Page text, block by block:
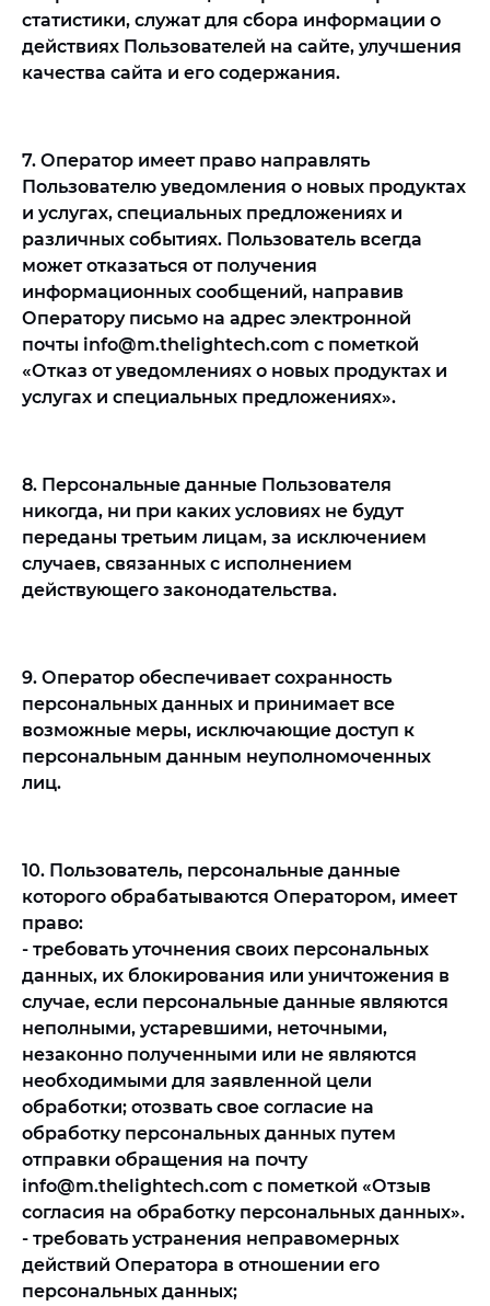
статистики, служат для сбора информации о
действиях Пользователей на сайте, улучшения
качества сайта и его содержания.
7. Оператор имеет право направлять
Пользователю уведомления о новых продуктах
и услугах, специальных предложениях и
различных событиях. Пользователь всегда
может отказаться от получения
информационных сообщений, направив
Оператору письмо на адрес электронной
почты info@m.thelightech.com с пометкой
«Отказ от уведомлениях о новых продуктах и
услугах и специальных предложениях».
8. Персональные данные Пользователя
никогда, ни при каких условиях не будут
переданы третьим лицам, за исключением
случаев, связанных с исполнением
действующего законодательства.
9. Оператор обеспечивает сохранность
персональных данных и принимает все
возможные меры, исключающие доступ к
персональным данным неуполномоченных
лиц.
10. Пользователь, персональные данные
которого обрабатываются Оператором, имеет
право:
- требовать уточнения своих персональных
данных, их блокирования или уничтожения в
случае, если персональные данные являются
неполными, устаревшими, неточными,
незаконно полученными или не являются
необходимыми для заявленной цели
обработки; отозвать свое согласие на
обработку персональных данных путем
отправки обращения на почту
info@m.thelightech.com с пометкой «Отзыв
согласия на обработку персональных данных».
- требовать устранения неправомерных
действий Оператора в отношении его
персональных данных;